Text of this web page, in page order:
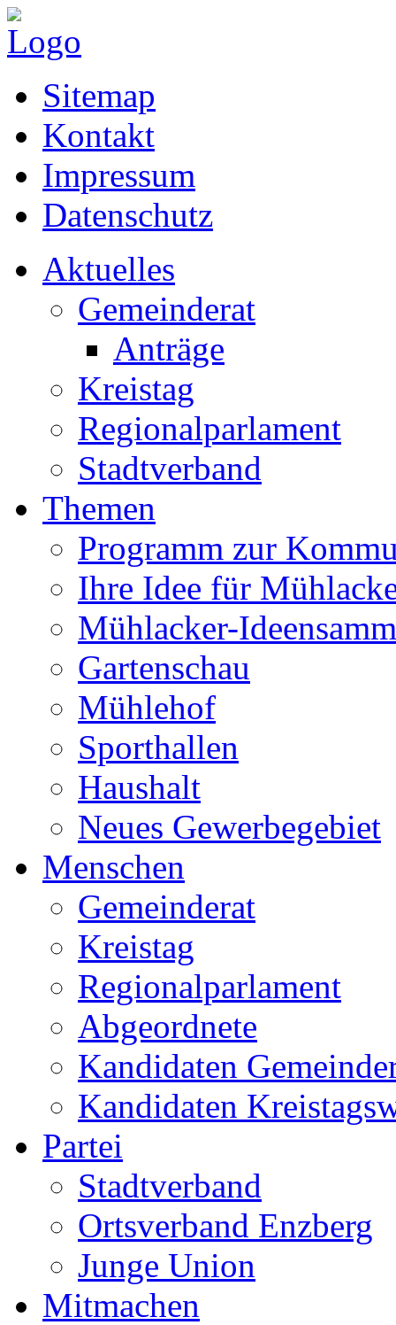
Sitemap
Kontakt
Impressum
Datenschutz
Aktuelles
Gemeinderat
Anträge
Kreistag
Regionalparlament
Stadtverband
Themen
Programm zur
Ihre Idee für
Mühlacker-
Gartenschau
Mühlehof
Sporthallen
Haushalt
Neues Gewerbegebiet
Menschen
Gemeinderat
Kreistag
Regionalparlament
Abgeordnete
Kandidaten
Kandidaten
Partei
Stadtverband
Ortsverband Enzberg
Junge Union
Mitmachen